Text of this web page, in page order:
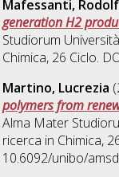
Mafessanti,
generation H2
Studiorum
Chimica, 26 Ciclo.
Martino, Lucrezia
polymers from
Alma Mater
ricerca in Chimica,
10.6092/unibo/